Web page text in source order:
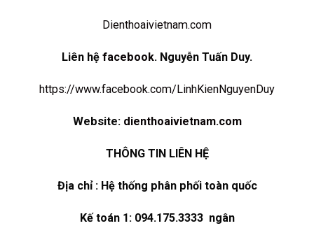
Dienthoaivietnam.com
Liên hệ facebook. Nguyễn Tuấn Duy.
https://www.facebook.com/LinhKienNguyenDuy
Website:dienthoaivietnam.com
THÔNG TIN LIÊN HỆ
Địa chỉ : Hệ thống phân phối toàn quốc
Kế toán 1: 094.175.3333 ngân